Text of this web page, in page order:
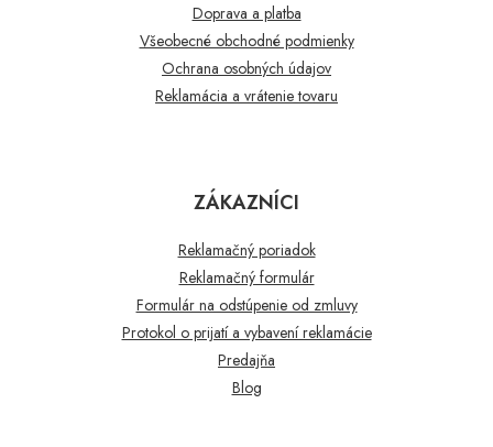
Doprava a platba
Všeobecné obchodné podmienky
Ochrana osobných údajov
Reklamácia a vrátenie tovaru
ZÁKAZNÍCI
Reklamačný poriadok
Reklamačný formulár
Formulár na odstúpenie od zmluvy
Protokol o prijatí a vybavení reklamácie
Predajňa
Blog